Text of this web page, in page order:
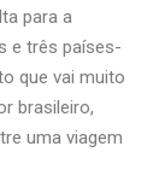
para a
e três países-
que vai muito
brasileiro,
uma viagem